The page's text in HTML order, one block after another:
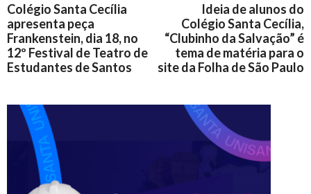
Colégio Santa Cecília
apresenta peça
Frankenstein, dia 18, no
12º Festival de Teatro de
Estudantes de Santos
Ideia de alunos do
Colégio Santa Cecília,
“Clubinho da Salvação” é
tema de matéria para o
site da Folha de São Paulo